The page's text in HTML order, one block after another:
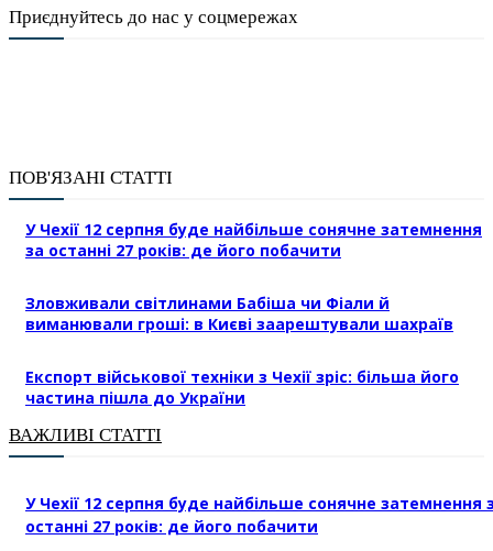
Приєднуйтесь до нас у соцмережах
ПОВ'ЯЗАНІ СТАТТІ
У Чехії 12 серпня буде найбільше сонячне затемнення
за останні 27 років: де його побачити
Зловживали світлинами Бабіша чи Фіали й
виманювали гроші: в Києві заарештували шахраїв
Експорт військової техніки з Чехії зріс: більша його
частина пішла до України
ВАЖЛИВІ СТАТТІ
У Чехії 12 серпня буде найбільше сонячне затемнення
останні 27 років: де його побачити